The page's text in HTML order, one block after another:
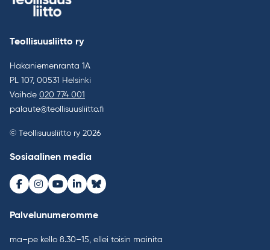
Teollisuusliitto ry
Hakaniemenranta 1A
PL 107, 00531 Helsinki
Vaihde 020 774 001
palaute@teollisuusliitto.fi
© Teollisuusliitto ry 2026
Sosiaalinen media
Facebook
Instagram
Youtube
LinkedInBluesky
Palvelunumeromme
ma–pe kello 8.30–15, ellei toisin mainita